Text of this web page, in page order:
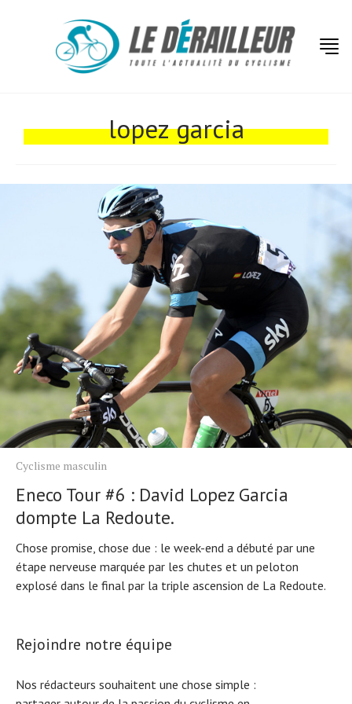
lopez garcia
Cyclisme masculin
Eneco Tour #6 : David Lopez Garcia
dompte La Redoute.
Chose promise, chose due : le week-end a débuté par une
étape nerveuse marquée par les chutes et un peloton
explosé dans le final par la triple ascension de La Redoute.
Rejoindre notre équipe
Nos rédacteurs souhaitent une chose simple :
Tests de produits
Conseils
À propos